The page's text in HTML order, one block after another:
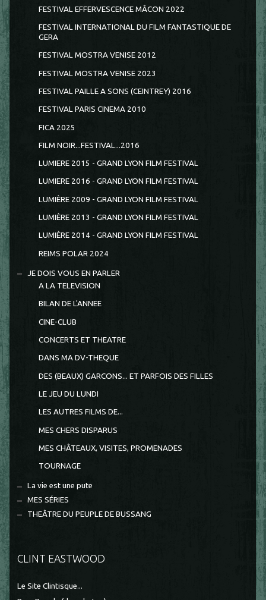
FESTIVAL EFFERVESCENCE MÂCON 2022
FESTIVAL INTERNATIONAL DU FILM FANTASTIQUE DE
GERA
FESTIVAL MOSTRA VENISE 2012
FESTIVAL MOSTRA VENISE 2023
FESTIVAL PAILLE A SONS (CEINTREY) 2016
FESTIVAL PARIS CINEMA 2010
FICA 2025
FILM NOIR...FESTIVAL...2016
LUMIERE 2015 - GRAND LYON FILM FESTIVAL
LUMIERE 2016 - GRAND LYON FILM FESTIVAL
LUMIÈRE 2009 - GRAND LYON FILM FESTIVAL
LUMIÈRE 2013 - GRAND LYON FILM FESTIVAL
LUMIÈRE 2014 - GRAND LYON FILM FESTIVAL
REIMS POLAR 2024
JE DOIS VOUS EN PARLER
A LA TELEVISION
BILAN DE L'ANNEE
CINE-CLUB
CONCERTS ET THEATRE
DANS MA DV-THEQUE
DES (BEAUX) GARCONS... ET PARFOIS DES FILLES
LE JEU DU LUNDI
LES AUTRES FILMS DE...
MES CHERS DISPARUS
MES CHÂTEAUX, VISITES, PROMENADES
TOURNAGE
La vie est une pute
MES SÉRIES
THEÂTRE DU PEUPLE DE BUSSANG
CLINT EASTWOOD
Le Site Clintisque...